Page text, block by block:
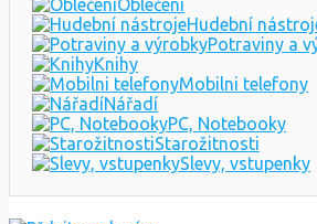
Oblečení
Hudební
Potraviny a
Knihy
Mobilni telefony
Nářadí
PC, Notebooky
Starožitnosti
Slevy, vstupenky